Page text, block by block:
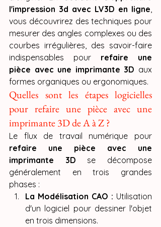
l'impression 3d avec LV3D en ligne,
vous découvrirez des techniques pour
mesurer des angles complexes ou des
courbes irrégulières, des savoir-faire
indispensables pour refaire une
pièce avec une imprimante 3D aux
formes organiques ou ergonomiques.
Quelles sont les étapes logicielles
pour refaire une pièce avec une
imprimante 3D de A à Z ?
refaire une pièce avec une
imprimante 3D se décompose
généralement en trois grandes
phases :
La Modélisation CAO : Utilisation
d'un logiciel pour dessiner l'objet
en trois dimensions.